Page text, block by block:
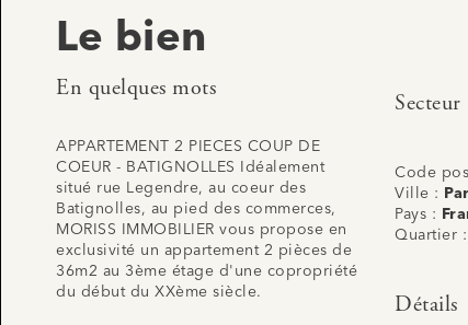
Le bien
En quelques mots
APPARTEMENT 2 PIECES COUP DE
COEUR - BATIGNOLLES Idéalement
situé rue Legendre, au coeur des
Batignolles, au pied des commerces,
MORISS IMMOBILIER vous propose en
exclusivité un appartement 2 pièces de
36m2 au 3ème étage d'une copropriété
du début du XXème siècle.
Secteur
Code
Ville :
Pays :
Quartier :
Détails